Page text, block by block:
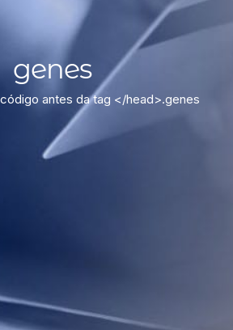
genes
antes da tag </head>.genes